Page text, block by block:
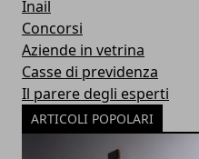
Inail
Concorsi
Aziende in vetrina
Casse di previdenza
Il parere degli esperti
ARTICOLI POPOLARI